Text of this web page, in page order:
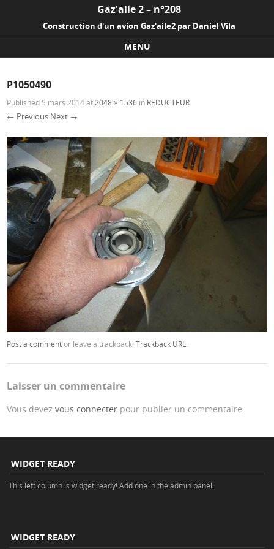
Gaz'aile 2 – n°208
Construction d'un avion Gaz'aile2 par Daniel Vila
MENU
P1050490
Published 5 mars 2014at 2048 × 1536 in REDUCTEUR
← Previous Next →
Post a commentor leave a trackback:Trackback URL
Laisser un commentaire
Vous devezvous connecter pour publier un commentaire.
WIDGET READY
This left column is widget ready! Add one in the admin panel.
WIDGET READY